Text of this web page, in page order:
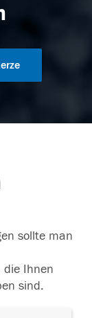
sollte man
die Ihnen
sind.